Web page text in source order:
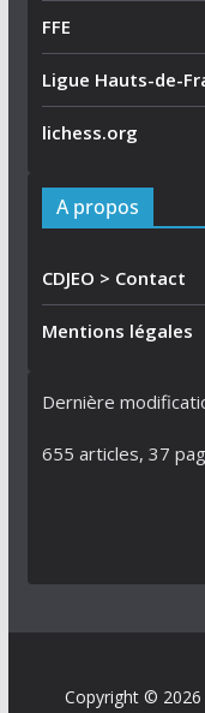
i
l
FFE
Ligue Hauts-de-
lichess.org
A propos
CDJEO > Contact
Mentions légales
Dernière
655 articles, 37
Copyright © 2026